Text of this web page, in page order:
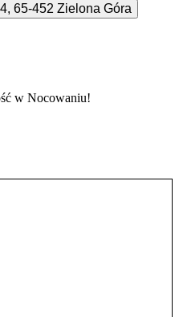
4, 65-452 Zielona Góra
w Nocowaniu!